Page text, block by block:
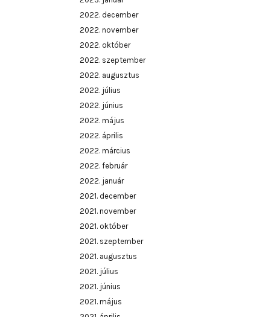
2022. december
2022. november
2022. október
2022. szeptember
2022. augusztus
2022. július
2022. június
2022. május
2022. április
2022. március
2022. február
2022. január
2021. december
2021. november
2021. október
2021. szeptember
2021. augusztus
2021. július
2021. június
2021. május